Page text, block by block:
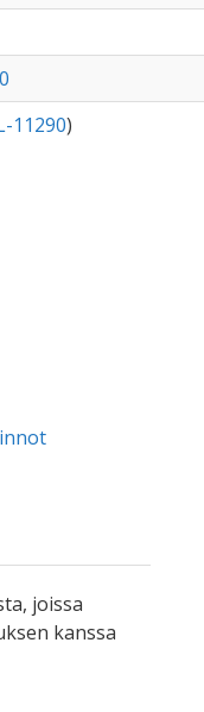
11290)
joissa
kanssa